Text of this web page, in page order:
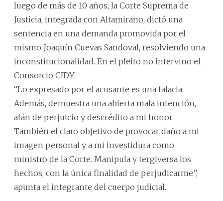
luego de más de 10 años, la Corte Suprema de
Justicia, integrada con Altamirano, dictó una
sentencia en una demanda promovida por el
mismo Joaquín Cuevas Sandoval, resolviendo una
inconstitucionalidad. En el pleito no intervino el
Consorcio CIDY.
“Lo expresado por el acusante es una falacia.
Además, demuestra una abierta mala intención,
afán de perjuicio y descrédito a mi honor.
También el claro objetivo de provocar daño a mi
imagen personal y a mi investidura como
ministro de la Corte. Manipula y tergiversa los
hechos, con la única finalidad de perjudicarme”,
apunta el integrante del cuerpo judicial.